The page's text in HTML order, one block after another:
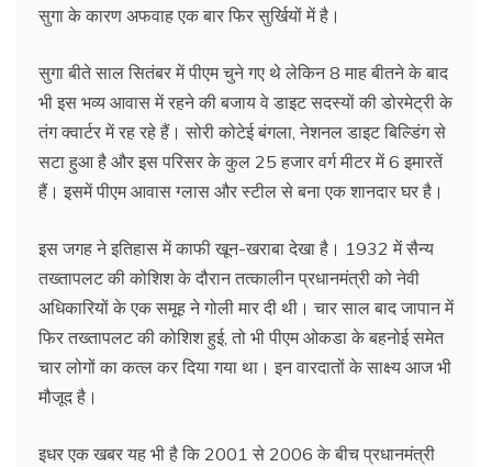
सुगा के कारण अफवाह एक बार फिर सुर्खियों में है।
सुगा बीते साल सितंबर में पीएम चुने गए थे लेकिन 8 माह बीतने के बाद
भी इस भव्य आवास में रहने की बजाय वे डाइट सदस्यों की डोरमेट्री के
तंग क्वार्टर में रह रहे हैं। सोरी कोटेई बंगला, नेशनल डाइट बिल्डिंग से
सटा हुआ है और इस परिसर के कुल 25 हजार वर्ग मीटर में 6 इमारतें
हैं। इसमें पीएम आवास ग्लास और स्टील से बना एक शानदार घर है।
इस जगह ने इतिहास में काफी खून-खराबा देखा है। 1932 में सैन्य
तख्तापलट की कोशिश के दौरान तत्कालीन प्रधानमंत्री को नेवी
अधिकारियों के एक समूह ने गोली मार दी थी। चार साल बाद जापान में
फिर तख्तापलट की कोशिश हुई, तो भी पीएम ओकडा के बहनोई समेत
चार लोगों का कत्ल कर दिया गया था। इन वारदातों के साक्ष्य आज भी
मौजूद है।
इधर एक खबर यह भी है कि 2001 से 2006 के बीच प्रधानमंत्री